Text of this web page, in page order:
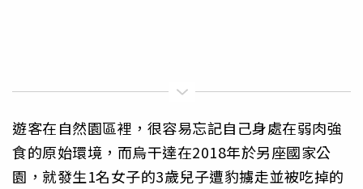
遊客在自然園區裡，很容易忘記自己身處在弱肉強
食的原始環境，而烏干達在2018年於另座國家公
園，就發生1名女子的3歲兒子遭豹擄走並被吃掉的